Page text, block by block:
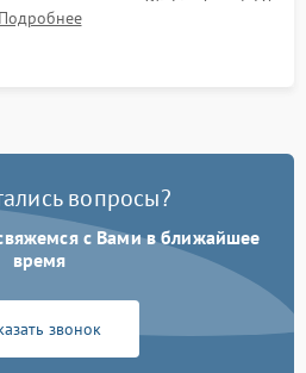
течение нескольких часов.
Подробнее
вопросы?
с Вами в ближайшее
время
звонок